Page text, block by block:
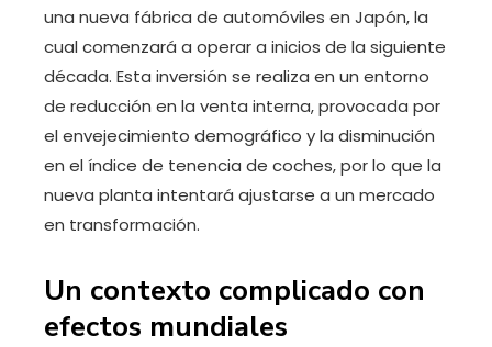
una nueva fábrica de automóviles en Japón, la
cual comenzará a operar a inicios de la siguiente
década. Esta inversión se realiza en un entorno
de reducción en la venta interna, provocada por
el envejecimiento demográfico y la disminución
en el índice de tenencia de coches, por lo que la
nueva planta intentará ajustarse a un mercado
en transformación.
Un contexto complicado con
efectos mundiales